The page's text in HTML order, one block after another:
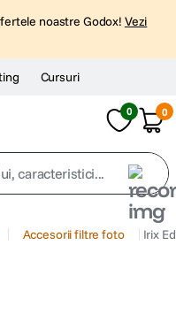
noastre Godox! Vezi
Cursuri
0 0
Accesorii filtre foto Irix